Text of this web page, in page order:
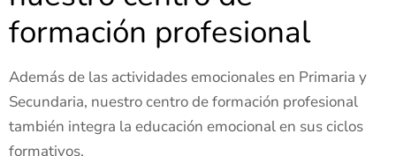
formación profesional
Además de las actividades emocionales en Primaria y
Secundaria, nuestro centro de formación profesional
también integra la educación emocional en sus ciclos
formativos.